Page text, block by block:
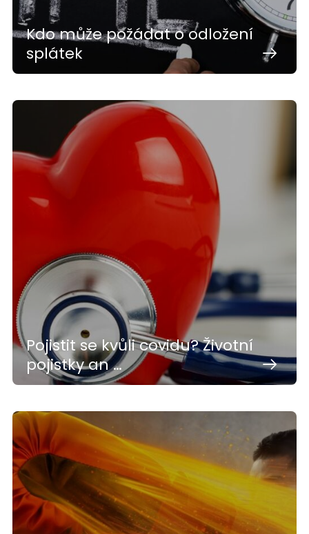
Kdo může požádat o odložení
splátek
Pojistit se kvůli covidu? Životní
pojistky an …